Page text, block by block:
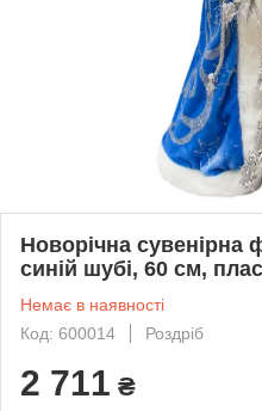
Новорічна сувенірна
синій шубі, 60 см,
Немає в наявності
Код: 600014
Роздріб
2 711 ₴